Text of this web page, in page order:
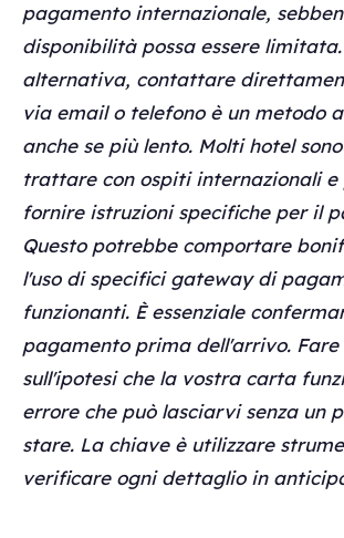
pagamento internazionale,
disponibilità possa essere
alternativa, contattare
via email o telefono è un metodo
anche se più lento. Molti hotel
trattare con ospiti internazionali e
fornire istruzioni specifiche per il
Questo potrebbe comportare
l'uso di specifici gateway di
funzionanti. È essenziale
pagamento prima dell'arrivo.
sull'ipotesi che la vostra carta
errore che può lasciarvi senza un
stare. La chiave è utilizzare
verificare ogni dettaglio in